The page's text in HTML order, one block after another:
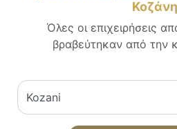
Κοζάνη
Όλες οι επιχειρήσεις
βραβεύτηκαν από την